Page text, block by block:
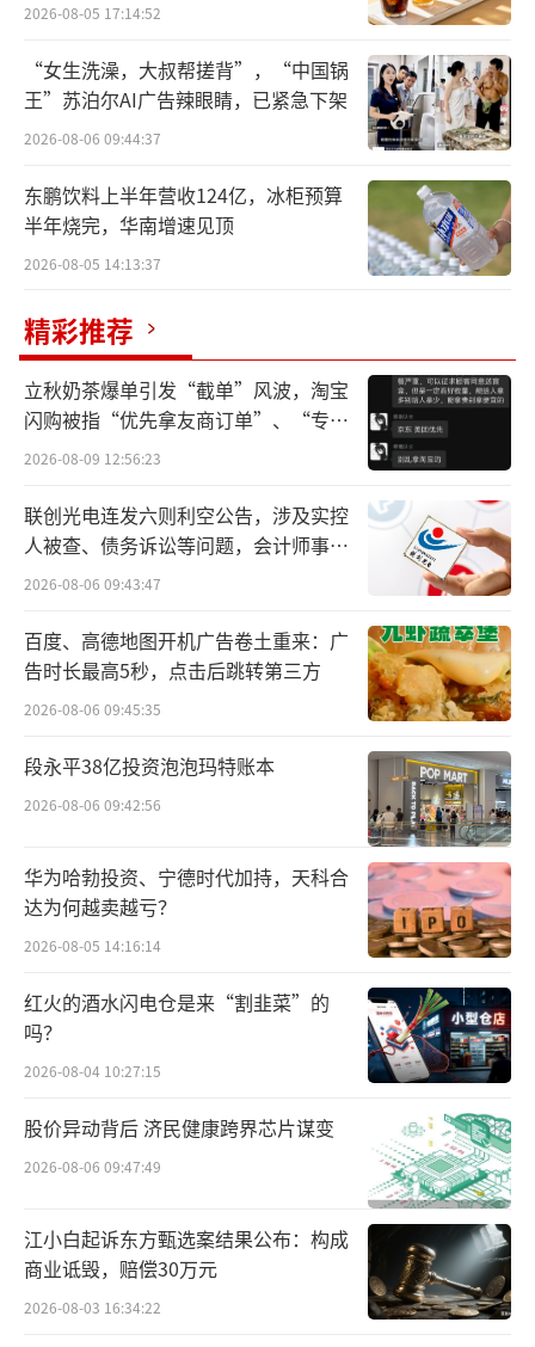
贝泰妮的回应只能说明可以含有苯氧乙醇
这一防腐剂，但对超出论用量并未正面回应。
值得一提的是，贝泰妮联合创始人、前高
然而，董俊姿当前依然活跃在化妆品行
业，网络上不时有宣扬其“优秀企业家”的文
三款产品防腐剂超理论值未做出正面回应
著名打假人王海在社交平台“王海测
评”上发布信息称，贝泰妮旗下薇诺娜产品——
清痘修复精华液隐瞒了添加防腐剂的事实。
“王海测评”展示在三个电商平台官方旗
舰店购买的薇诺娜清痘修复精华液，通过第三
方检测，检出了未在成分标识超备案的非法添
加的防腐剂。
其中，京东检出0.14%苯氧乙醇，淘宝天
猫店铺检出0.137%苯氧乙醇，拼多多店铺检出
0.138%苯氧乙醇，。
2026-08-05 17:14:52
“女生洗澡，大叔帮搓背”，“中国锅
王”苏泊尔AI广告辣眼睛，已紧急下架
2026-08-06 09:44:37
东鹏饮料上半年营收124亿，冰柜预算
半年烧完，华南增速见顶
2026-08-05 14:13:37
精彩推荐
立秋奶茶爆单引发“截单”风波，淘宝
闪购被指“优先拿友商订单”、“专挑
贵的拿”
2026-08-09 12:56:23
联创光电连发六则利空公告，涉及实控
人被查、债务诉讼等问题，会计师事务
所曾出具“保留意见”
2026-08-06 09:43:47
百度、高德地图开机广告卷土重来：广
告时长最高5秒，点击后跳转第三方
2026-08-06 09:45:35
段永平38亿投资泡泡玛特账本
2026-08-06 09:42:56
华为哈勃投资、宁德时代加持，天科合
达为何越卖越亏？
2026-08-05 14:16:14
红火的酒水闪电仓是来“割韭菜”的
吗？
2026-08-04 10:27:15
股价异动背后 济民健康跨界芯片谋变
2026-08-06 09:47:49
江小白起诉东方甄选案结果公布：构成
商业诋毁，赔偿30万元
2026-08-03 16:34:22